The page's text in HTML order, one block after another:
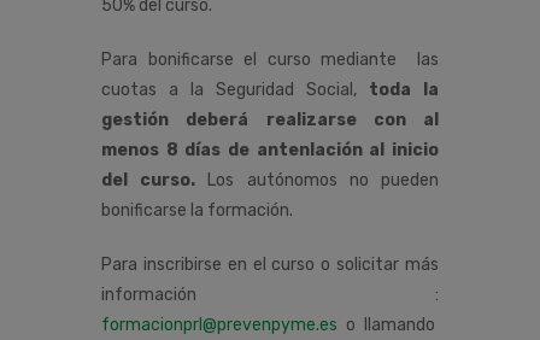
50% del curso.
Para bonificarse el curso mediante las
cuotas a la Seguridad Social, toda la
gestión deberá realizarse con al
menos 8 días de antenlación al inicio
del curso. Los autónomos no pueden
bonificarse la formación.
Para inscribirse en el curso o solicitar más
información :
formacionprl@prevenpyme.es o llamando